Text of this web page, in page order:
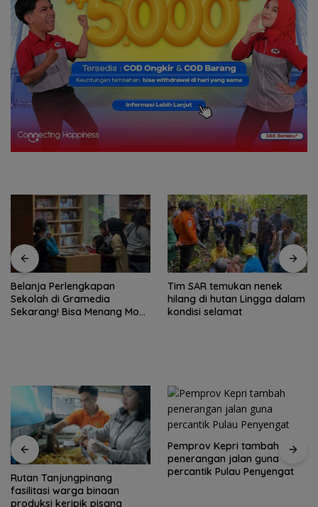
Tim SAR temukan nenek
hilang di hutan Lingga dalam
kondisi selamat
Tim SAR gabungan cari
nenek 68 tahun hilang di
Lingga Kepri
Pemprov Kepri tambah
penerangan jalan guna
percantik Pulau Penyengat
Yane Bima Arya: HAN